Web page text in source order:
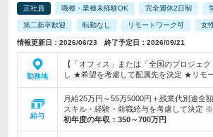
正社員 職種・業種未経験OK 完全週休2日制
第二新卒歓迎 転勤なし リモートワーク可 女
情報更新日：2026/06/23 終了予定日：2026/09/21
勤務地
【「オフィス」または「全国のプロジェ
し ★希望を考慮して配属先を決定 ★リモ
給与
月給25万円～55万5000円＋残業代別途全
スキル・経験・前職給与を考慮して決定
初年度の年収： 350～700万円